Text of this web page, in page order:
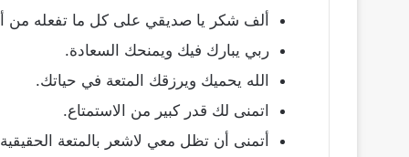
ألف شكر يا صديقي على كل ما تفعله من
ربي يبارك فيك ويمنحك السعادة.
الله يحميك ويرزقك المتعة في حياتك.
اتمنى لك قدر كبير من الاستمتاع.
أتمنى أن تظل معي لاشعر بالمتعة